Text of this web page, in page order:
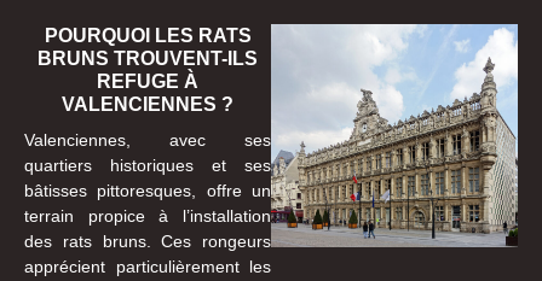
POURQUOI LES RATS
BRUNS TROUVENT-ILS
REFUGE À
VALENCIENNES ?
Valenciennes, avec ses
quartiers historiques et ses
bâtisses pittoresques, offre un
terrain propice à l’installation
des rats bruns. Ces rongeurs
apprécient particulièrement les